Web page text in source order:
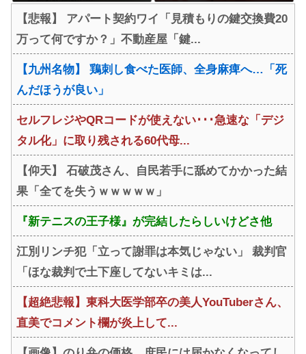
【悲報】 アパート契約ワイ「見積もりの鍵交換費20
万って何ですか？」不動産屋「鍵...
【九州名物】 鶏刺し食べた医師、全身麻痺へ…「死
んだほうが良い」
セルフレジやQRコードが使えない･･･急速な「デジ
タル化」に取り残される60代母...
【仰天】 石破茂さん、自民若手に舐めてかかった結
果「全てを失うｗｗｗｗｗ」
『新テニスの王子様』が完結したらしいけどさ他
江別リンチ犯「立って謝罪は本気じゃない」 裁判官
「ほな裁判で土下座してないキミは...
【超絶悲報】東科大医学部卒の美人YouTuberさん、
直美でコメント欄が炎上して...